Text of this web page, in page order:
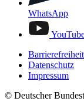
WhatsApp
Barrierefreiheit
Datenschutz
Impressum
© Deutscher